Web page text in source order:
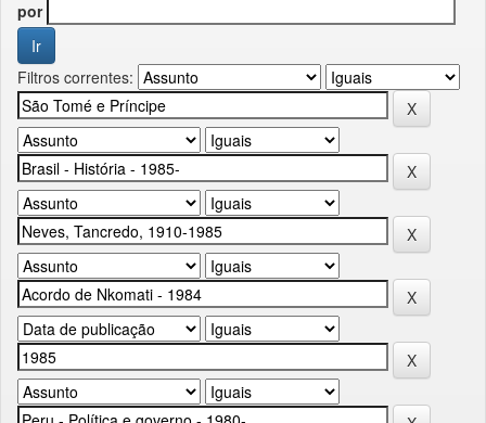
por
Filtros correntes: